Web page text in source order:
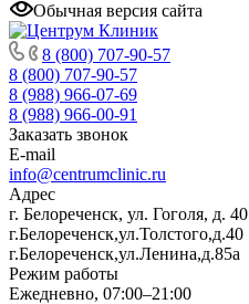
Обычная версия сайта
8 (800) 707-90-57
8 (800) 707-90-57
8 (988) 966-07-69
8 (988) 966-00-91
Заказать звонок
E-mail
info@centrumclinic.ru
Адрес
г. Белореченск, ул. Гоголя, д. 40
г.Белореченск,ул.Толстого,д.40
г.Белореченск,ул.Ленина,д.85а
Режим работы
Ежедневно, 07:00–21:00